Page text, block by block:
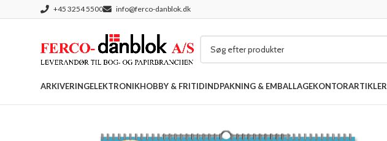
+45 3254 5500 info@ferco-danblok.dk
ARKIVERINGELEKTRONIKHOBBY & FRITIDINDPAKNING & EMBALLAGEKONTORARTIKLER